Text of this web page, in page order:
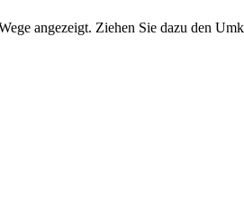
angezeigt. Ziehen Sie dazu den